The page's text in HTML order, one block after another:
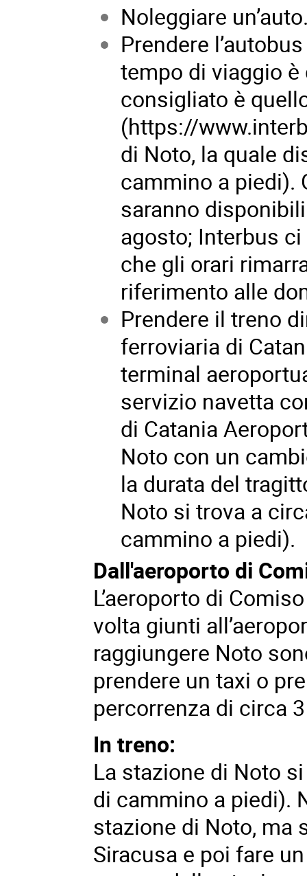
Noleggiare
Prendere
tempo di viaggio è
consigliato è
(https://
di Noto, la quale
cammino a piedi).
saranno
agosto; Interbus
che gli orari
riferimento alle
Prendere il treno
ferroviaria di
terminal
servizio navetta
di Catania
Noto con un
la durata del
Noto si trova a
cammino a piedi).
Dall'aeroporto di
L’aeroporto di
volta giunti
raggiungere Noto
prendere un taxi o
percorrenza di circa
In treno:
La stazione di Noto
di cammino a piedi).
stazione di Noto, ma
Siracusa e poi fare